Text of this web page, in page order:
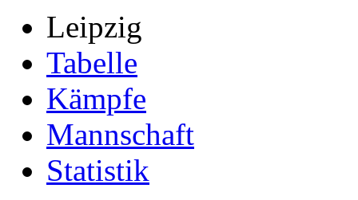
Leipzig
Tabelle
Kämpfe
Mannschaft
Statistik